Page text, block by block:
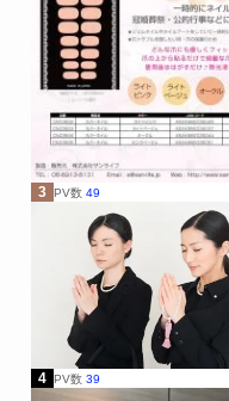
3 PV数 49
4 PV数 39